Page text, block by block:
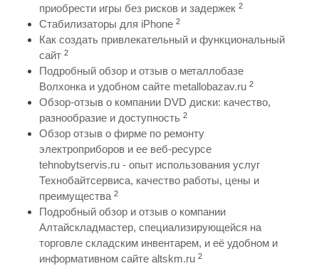
приобрести игры без рисков и задержек 2
Стабилизаторы для iPhone 2
Как создать привлекательный и функциональный
сайт 2
Подробный обзор и отзыв о металлобазе
Волхонка и удобном сайте metallobazav.ru 2
Обзор-отзыв о компании DVD диски: качество,
разнообразие и доступность 2
Обзор отзыв о фирме по ремонту
электроприборов и ее веб-ресурсе
tehnobytservis.ru - опыт использования услуг
Технобайтсервиса, качество работы, цены и
преимущества 2
Подробный обзор и отзыв о компании
Алтайскладмастер, специализирующейся на
торговле складским инвентарем, и её удобном и
информативном сайте altskm.ru 2